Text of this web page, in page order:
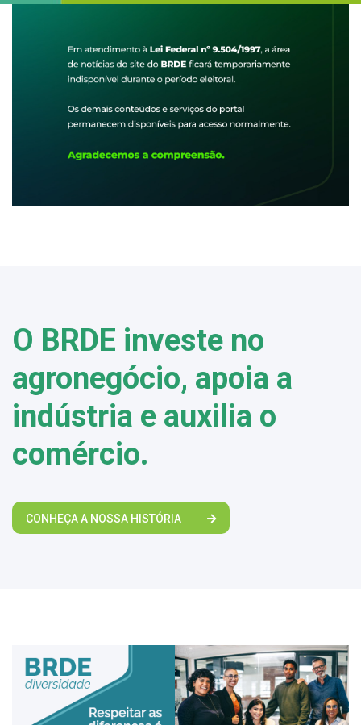
O BRDE investe no
agronegócio, apoia a
indústria e auxilia o
comércio.
CONHEÇA A NOSSA HISTÓRIA